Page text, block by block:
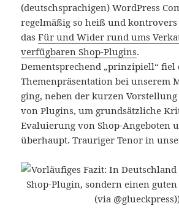
(deutschsprachigen) WordPress
regelmäßig so heiß und
dasFür und Wider rund ums
verfügbaren Shop-Plugins.
Dementsprechend „prinzipiell“ fiel
Themenpräsentation bei unserem
ging, neben der kurzen
von Plugins, um grundsätzliche
Evaluierung von Shop-Angeboten
überhaupt. Trauriger Tenor in